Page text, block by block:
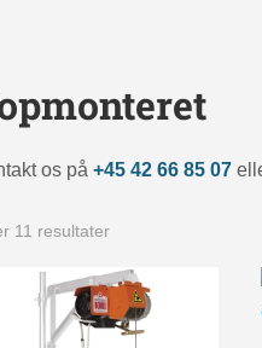
os på+45 42 66 85 07
11 resultater